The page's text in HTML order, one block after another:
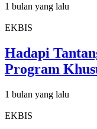
1 bulan yang lalu
EKBIS
Hadapi
Program
1 bulan yang lalu
EKBIS